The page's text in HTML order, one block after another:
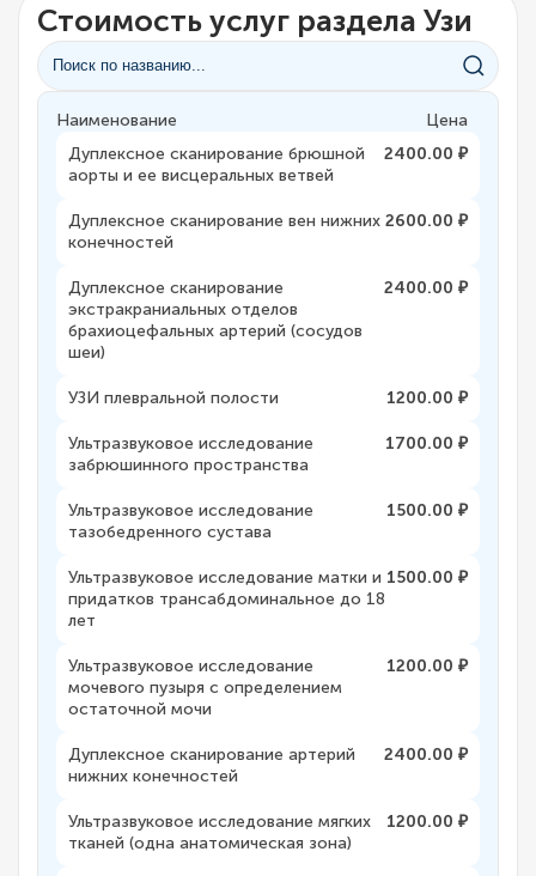
Стоимость услуг раздела Узи
Наименование
Цена
Дуплексное сканирование брюшной
аорты и ее висцеральных ветвей
2400.00 ₽
Дуплексное сканирование вен нижних
конечностей
2600.00 ₽
Дуплексное сканирование
экстракраниальных отделов
брахиоцефальных артерий (сосудов
шеи)
2400.00 ₽
УЗИ плевральной полости 1200.00 ₽
Ультразвуковое исследование
забрюшинного пространства
1700.00 ₽
Ультразвуковое исследование
тазобедренного сустава
1500.00 ₽
Ультразвуковое исследование матки и
придатков трансабдоминальное до 18
лет
1500.00 ₽
Ультразвуковое исследование
мочевого пузыря с определением
остаточной мочи
1200.00 ₽
Дуплексное сканирование артерий
нижних конечностей
2400.00 ₽
Ультразвуковое исследование мягких
тканей (одна анатомическая зона)
1200.00 ₽